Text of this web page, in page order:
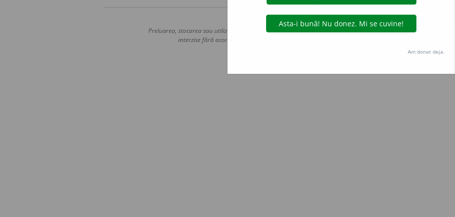
Copyright © 2004-2026 dexonline (https://dexonline.ro)
Preluarea, stocarea sau utilizarea datelor de pe acest site, inclusiv prin orice metode de extragere automată
interzise fără acordul nostru prealabil scris, cu excepția seturilor de date oferite oficial spre utilizare
Hosterion
Am donat deja.